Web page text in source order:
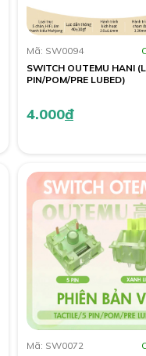
Mã: SW0094
SWITCH OUTEMU HANI
PIN/POM/PRE LUBED)
4.000đ
Mã: SW0072